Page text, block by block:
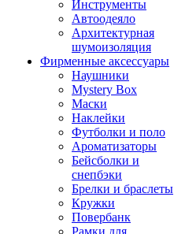
Инструменты
Автоодеяло
Архитектурная
шумоизоляция
Фирменные аксессуары
Наушники
Mystery Box
Маски
Наклейки
Футболки и поло
Ароматизаторы
Бейсболки и
снепбэки
Брелки и браслеты
Кружки
Повербанк
Рамки для